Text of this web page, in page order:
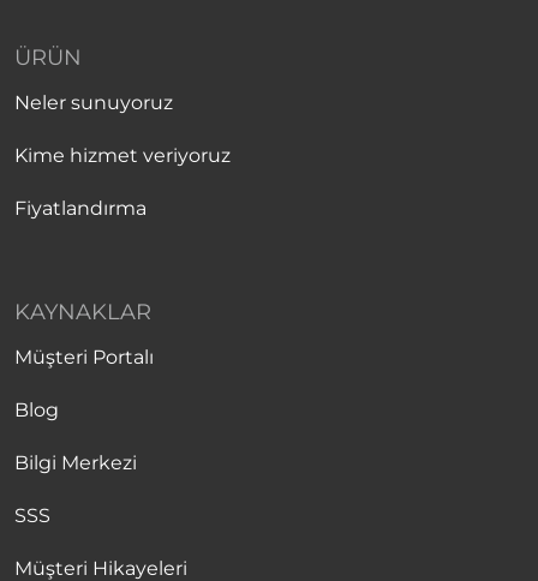
ÜRÜN
Neler sunuyoruz
Kime hizmet veriyoruz
Fiyatlandırma
KAYNAKLAR
Müşteri Portalı
Blog
Bilgi Merkezi
SSS
Müşteri Hikayeleri